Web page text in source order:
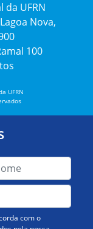
UFRN
Nova,
100
UFRN
com o